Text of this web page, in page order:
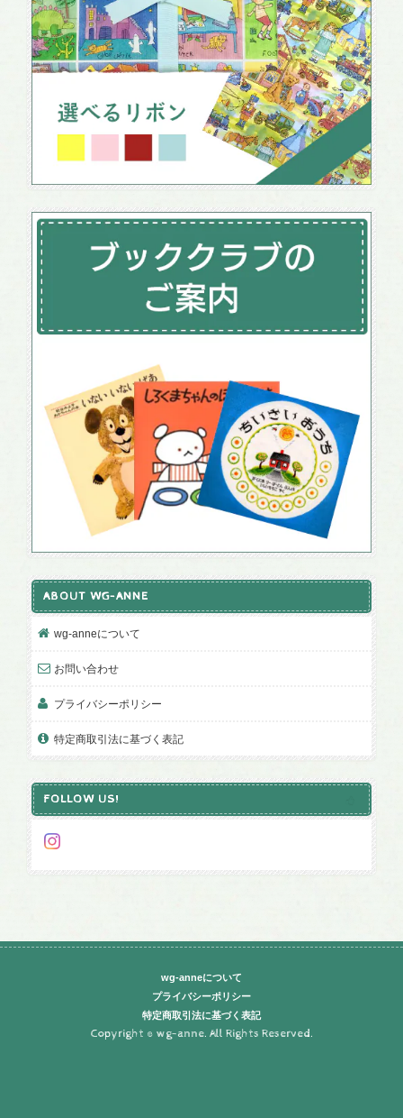
ABOUT WG-ANNE
wg-anneについて
お問い合わせ
プライバシーポリシー
特定商取引法に基づく表記
FOLLOW US!
wg-anneについて
プライバシーポリシー
特定商取引法に基づく表記
Copyright © wg-anne. All Rights Reserved.